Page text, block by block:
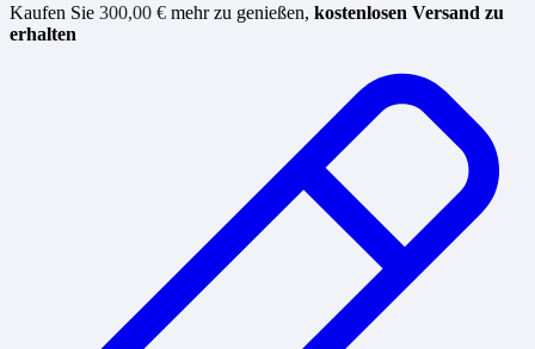
Kaufen Sie 300,00 € mehr zu genießen, kostenlosen Versand zu
erhalten